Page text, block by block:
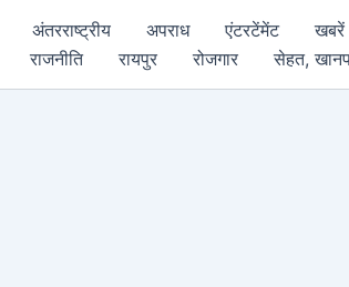
अंतरराष्ट्रीय अपराध एंटरटेंमेंट खबरें
राजनीति रायपुर रोजगार सेहत,